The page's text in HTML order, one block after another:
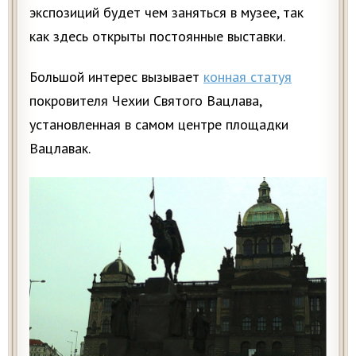
экспозиций будет чем заняться в музее, так
как здесь открыты постоянные выставки.
Большой интерес вызывает конная статуя
покровителя Чехии Святого Вацлава,
установленная в самом центре площадки
Вацлавак.